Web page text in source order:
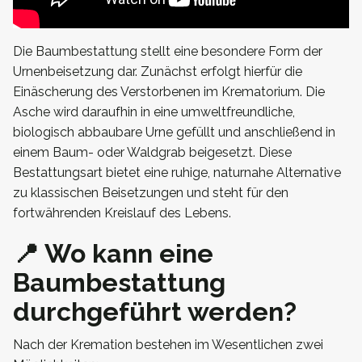
Die Baumbestattung stellt eine besondere Form der
Urnenbeisetzung dar. Zunächst erfolgt hierfür die
Einäscherung des Verstorbenen im Krematorium. Die
Asche wird daraufhin in eine umweltfreundliche,
biologisch abbaubare Urne gefüllt und anschließend in
einem Baum- oder Waldgrab beigesetzt. Diese
Bestattungsart bietet eine ruhige, naturnahe Alternative
zu klassischen Beisetzungen und steht für den
fortwährenden Kreislauf des Lebens.
📍 Wo kann eine
Baumbestattung
durchgeführt werden?
Nach der Kremation bestehen im Wesentlichen zwei